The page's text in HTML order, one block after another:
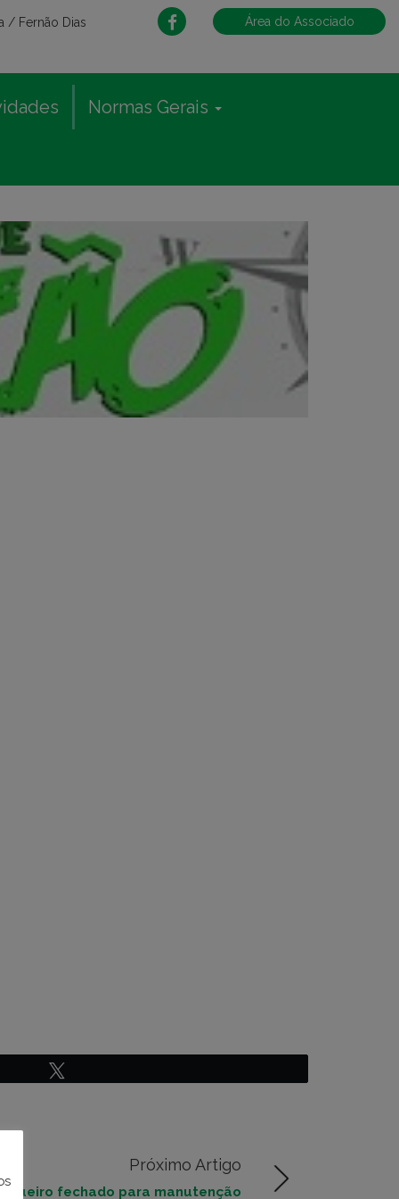
/ Fernão Dias Área do Associado
Normas Gerais
Próximo Artigo
fechado para manutenção